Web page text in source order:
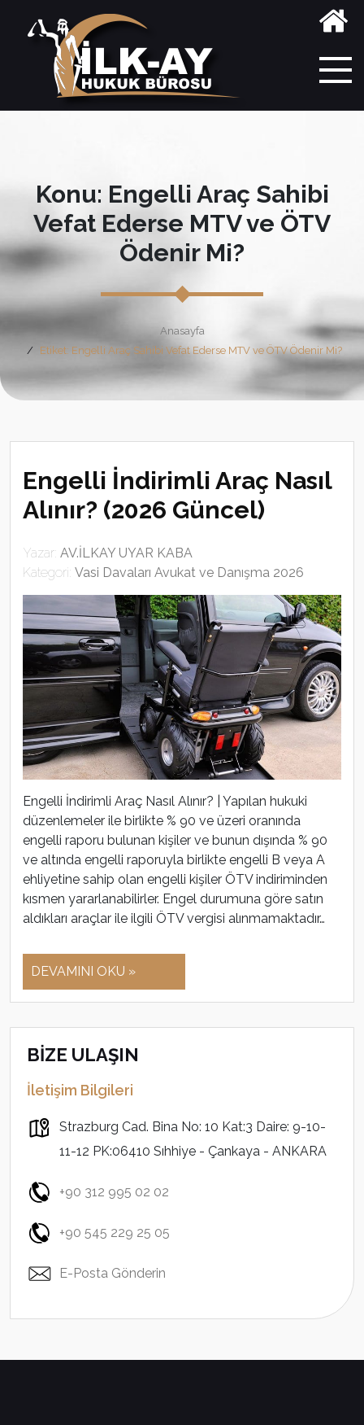
Konu: Engelli Araç Sahibi
Vefat Ederse MTV ve ÖTV
Ödenir Mi?
Anasayfa
Etiket: Engelli Araç Sahibi Vefat Ederse MTV ve ÖTV Ödenir Mi?
Engelli İndirimli Araç Nasıl
Alınır? (2026 Güncel)
Yazar: AV.İLKAY UYAR KABA
Kategori: Vasi Davaları Avukat ve Danışma 2026
Engelli İndirimli Araç Nasıl Alınır? | Yapılan hukuki
düzenlemeler ile birlikte % 90 ve üzeri oranında
engelli raporu bulunan kişiler ve bunun dışında % 90
ve altında engelli raporuyla birlikte engelli B veya A
ehliyetine sahip olan engelli kişiler ÖTV indiriminden
kısmen yararlanabilirler. Engel durumuna göre satın
aldıkları araçlar ile ilgili ÖTV vergisi alınmamaktadır…
DEVAMINI OKU »
BİZE ULAŞIN
İletişim Bilgileri
Strazburg Cad. Bina No: 10 Kat:3 Daire: 9-10-
11-12 PK:06410 Sıhhiye - Çankaya - ANKARA
+90 312 995 02 02
+90 545 229 25 05
E-Posta Gönderin